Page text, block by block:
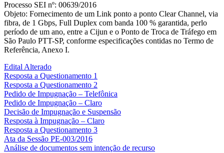
Processo SEI nº: 00639/2016
Objeto: Fornecimento de um Link ponto a ponto Clear Channel, via
fibra, de 1 Gbps, Full Duplex com banda 100 % garantida, perlo
período de um ano, entre a Cijun e o Ponto de Troca de Tráfego em
São Paulo PTT-SP, conforme especificações contidas no Termo de
Referência, Anexo I.
Edital Alterado
Resposta a Questionamento 1
Resposta a Questionamento 2
Pedido de Impugnação – Telefônica
Pedido de Impugnação – Claro
Decisão de Impugnação e Suspensão
Resposta à Impugnação – Claro
Resposta a Questionamento 3
Ata da Sessão PE-003/2016
Análise de documentos sem intenção de recurso